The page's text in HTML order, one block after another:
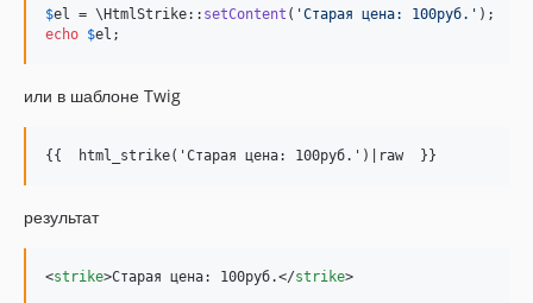
$el = \HtmlStrike:: setContent ( 'Старая цена: 100руб. '
echo $el ;
или в шаблоне Twig
{{  html_strike('Старая цена: 100руб.')|raw  }}
результат
<strike>Старая цена: 100руб.</strike>